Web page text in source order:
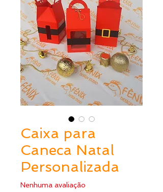
Caixa para
Caneca Natal
Personalizada
Nenhuma avaliação